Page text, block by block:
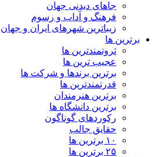
جاهای دیدنی جهان
فرهنگ و آداب و رسوم
زیباترین شهرهای ایران و جهان
برترین ها
ثروتمندترین ها
عجیب ترین ها
برترین برندها و شرکت ها
قدرتمندترین ها
برترین هنرمندان
برترین دانشگاه ها
رکوردهای گوناگون
حقایق جالب
۱۰ برترین ها
۲۵ برترین ها